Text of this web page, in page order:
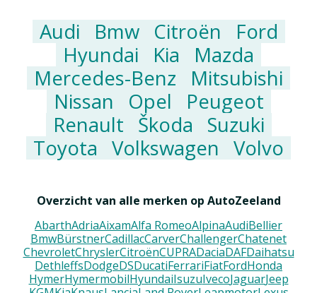
Audi Bmw Citroën
Ford
Hyundai
Kia
Mazda
Mercedes-Benz
Mitsubishi
Nissan
Opel
Peugeot
Renault Škoda
Suzuki
Toyota Volkswagen Volvo
Overzicht van alle merken op AutoZeeland
AbarthAdriaAixamAlfa RomeoAlpinaAudiBellier
BmwBürstnerCadillacCarverChallengerChatenet
ChevroletChryslerCitroënCUPRADaciaDAFDaihatsu
DethleffsDodgeDSDucatiFerrariFiatFordHonda
HymerHymermobilHyundaiIsuzuIvecoJaguarJeep